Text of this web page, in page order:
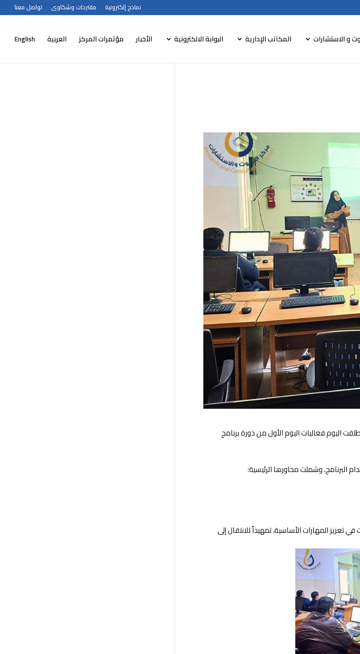
نماذج إلكترونية مقترحات وشكاوى تواصل معنا
و الاستشارات المكاتب الإدارية البوابة الالكترونية الأخبار مؤتمرات المركز العربية English
اليوم فعاليات اليوم الأول من دورة برنامج
البرنامج، وشملت محاورها الرئيسية:
المهارات الأساسية، تمهيداً للانتقال إلى